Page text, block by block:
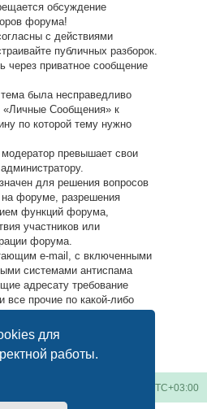
для
работы.
обсуждение
форума!
с действиями
публичных разборок.
через приватное сообщение
была несправедливо
«Личные Сообщения» к
по которой тему нужно
превышает свои
для решения вопросов
на форуме, разрешения
функций форума,
участников или
форума.
e-mail, с включенными
системами антиспама
адресату требование
все прочие по какой-либо
администрации, будут
администратора.
UTC+03:00